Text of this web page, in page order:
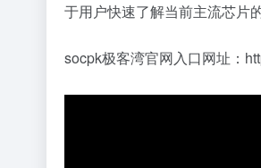
于用户快速了解当前主流芯片
socpk极客湾官网入口网址：